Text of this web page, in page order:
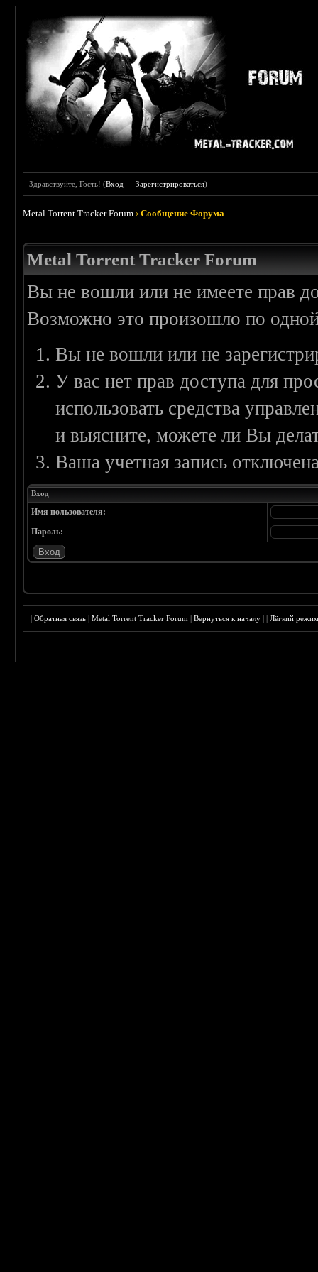
Здравствуйте, Гость! (Вход —Зарегистрироваться)
Metal Torrent Tracker Forum ›Сообщение Форума
Metal Torrent Tracker Forum
Вы не вошли или не имеете прав
Возможно это произошло по
Вы не вошли или не
У вас нет прав доступа для
использовать средства
и выясните, можете ли Вы
Ваша учетная запись
Вход
Имя пользователя:
Пароль:
|Обратная связь |Metal Torrent Tracker Forum |Вернуться к началу ||Лёгкий